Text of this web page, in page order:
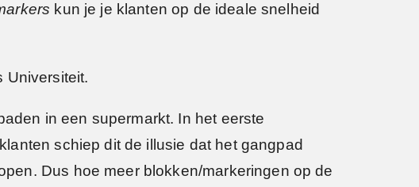
kun je je klanten op de ideale snelheid
Universiteit.
in een supermarkt. In het eerste
schiep dit de illusie dat het gangpad
Dus hoe meer blokken/markeringen op de